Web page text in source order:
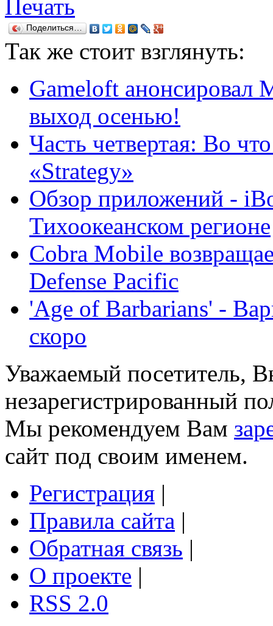
Печать
Поделиться…
Так же стоит взглянуть:
Gameloft анонсировал
выход осенью!
Часть четвертая: Во
«Strategy»
Обзор приложений -
Тихоокеанском регионе
Cobra Mobile
Defense Pacific
'Age of Barbarians' -
скоро
Уважаемый посетитель,
незарегистрированный
Мы рекомендуем Вам
сайт под своим именем.
Регистрация |
Правила сайта |
Обратная связь |
О проекте |
RSS 2.0